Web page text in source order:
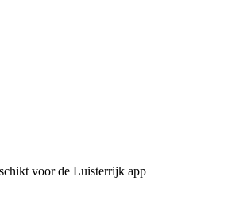
voor de Luisterrijk app